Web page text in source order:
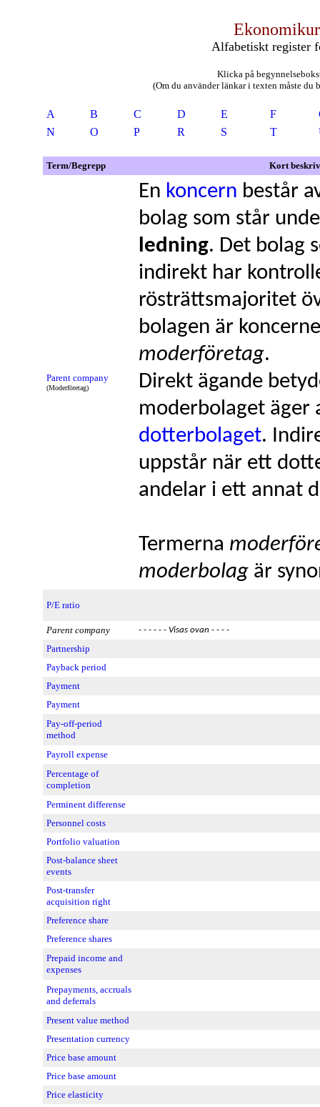
Alfabetiskt register
Klicka på
(Om du använder länkar i texten måste du
A B C D E F
N
O P R S T
Term/Begrepp Kort
Parent company
(Moderföretag)
En koncern består
bolag som står
ledning. Det bolag
indirekt har
rösträttsmajoritet
bolagen är
moderföretag.
Direkt ägande
moderbolaget äger
dotterbolaget.
uppstår när ett
andelar i ett annat
Termerna
moderbolag är
P/E ratio
Parent company - - - - - - Visas ovan - - - -
Partnership
Payback period
Payment
Payment
Pay-off-period
method
Payroll expense
Percentage of
completion
Perminent differense
Personnel costs
Portfolio valuation
Post-balance sheet
events
Post-transfer
acquisition right
Preference share
Preference shares
Prepaid income and
expenses
Prepayments, accruals
and deferrals
Present value method
Presentation currency
Price base amount
Price base amount
Price elasticity